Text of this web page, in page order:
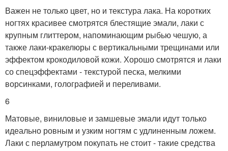
Важен не только цвет, но и текстура лака. На коротких
ногтях красивее смотрятся блестящие эмали, лаки с
крупным глиттером, напоминающим рыбью чешую, а
также лаки-кракелюры с вертикальными трещинами или
эффектом крокодиловой кожи. Хорошо смотрятся и лаки
со спецэффектами - текстурой песка, мелкими
ворсинками, голографией и переливами.
6
Матовые, виниловые и замшевые эмали идут только
идеально ровным и узким ногтям с удлиненным ложем.
Лаки с перламутром покупать не стоит - такие средства